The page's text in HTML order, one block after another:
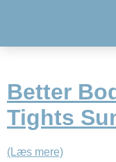
Better
Tights
(Læs mere)